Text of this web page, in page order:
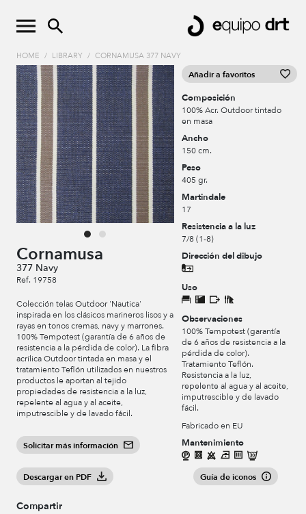
HOME / LIBRARY / CORNAMUSA 377 NAVY
Cornamusa
377 Navy
Ref. 19758
Colección telas Outdoor 'Nautica'
inspirada en los clásicos marineros lisos y a
rayas en tonos cremas, navy y marrones.
100% Tempotest (garantía de 6 años de
resistencia a la pérdida de color). La fibra
acrílica Outdoor tintada en masa y el
tratamiento Teflón utilizados en nuestros
productos le aportan al tejido
propiedades de resistencia a la luz,
repelente al agua y al aceite,
imputrescible y de lavado fácil.
Solicitar más información
Descargar en PDF
Compartir
Añadir a favoritos
Composición
100% Acr. Outdoor tintado
en masa
Ancho
150 cm.
Peso
405 gr.
Martindale
17
Resistencia a la luz
7/8 (1-8)
Dirección del dibujo
Uso
Observaciones
100% Tempotest (garantía
de 6 años de resistencia a la
pérdida de color).
Tratamiento Teflón.
Resistencia a la luz,
repelente al agua y al aceite,
imputrescible y de lavado
fácil.
Fabricado en EU
Mantenimiento
Guía de iconos